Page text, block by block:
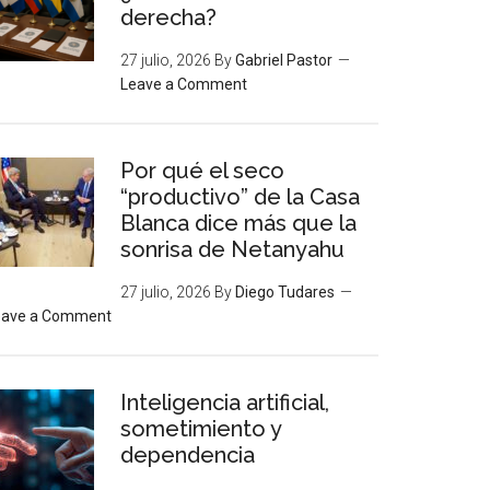
derecha?
27 julio, 2026 ByGabriel Pastor
Leave a Comment
Por qué el seco
“productivo” de la Casa
Blanca dice más que la
sonrisa de Netanyahu
27 julio, 2026 By Diego Tudares
a Comment
Inteligencia artificial,
sometimiento y
dependencia